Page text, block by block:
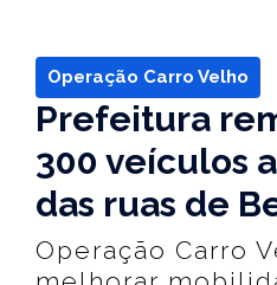
Operação Carro Velho
Prefeitura
300 veículos
das ruas de
Operação Carro